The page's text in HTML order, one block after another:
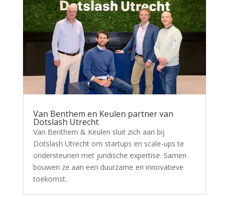
Van Benthem en Keulen partner van
Dotslash Utrecht
Van Benthem & Keulen sluit zich aan bij
Dotslash Utrecht om startups en scale-ups te
ondersteunen met juridische expertise. Samen
bouwen ze aan een duurzame en innovatieve
toekomst.